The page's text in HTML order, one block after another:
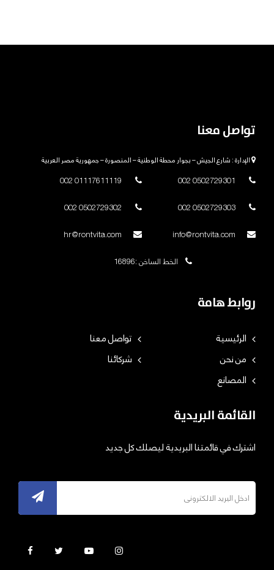
تواصل معنا
الإدارة : شارع الجيش – بجوار محطة الوطنية – المنصورة – جمهورية مصر العربية
الخط الساخن :16896
روابط هامة
الرئيسية
تواصل معنا
من نحن
شركائنا
المصانع
القائمة البريدية
اشترك في قائمتنا البريدية ليصلك كل جديد